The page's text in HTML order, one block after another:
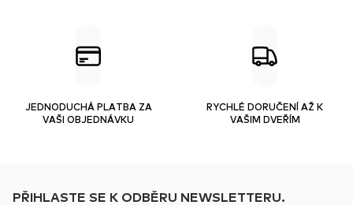
JEDNODUCHÁ PLATBA ZA
VAŠI OBJEDNÁVKU
RYCHLÉ DORUČENÍ AŽ K
VAŠIM DVEŘÍM
PŘIHLASTE SE K ODBĚRU NEWSLETTERU.